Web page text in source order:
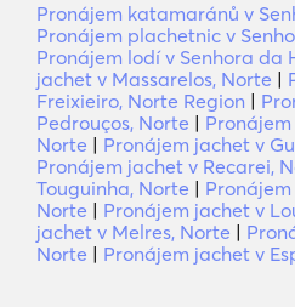
Pronájem katamaránů v
Pronájem plachetnic v
Pronájem lodí v Senhora da
jachet v Massarelos, Norte |
Freixieiro, Norte Region |
Pedrouços, Norte |
Norte | Pronájem jachet v
Pronájem jachet v Recarei,
Touguinha, Norte |
Norte | Pronájem jachet v
jachet v Melres, Norte |
Norte | Pronájem jachet v